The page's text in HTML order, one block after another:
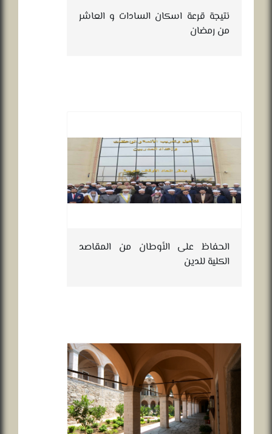
نتيجة قرعة اسكان السادات و العاشر
من رمضان
الحفاظ على الأوطان من المقاصد
الكلية للدين